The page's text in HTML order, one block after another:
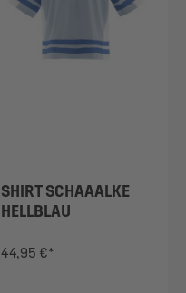
SHIRT SCHAAALKE
HELLBLAU
44,95 €*